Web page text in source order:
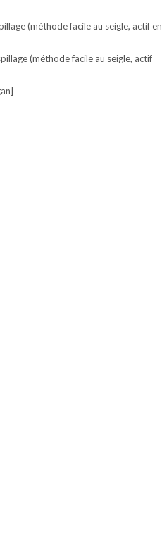
(méthode facile au seigle, actif en
(méthode facile au seigle, actif